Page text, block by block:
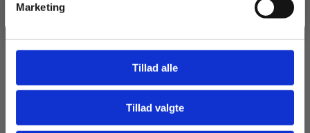
Marketing
Tillad alle
Tillad valgte